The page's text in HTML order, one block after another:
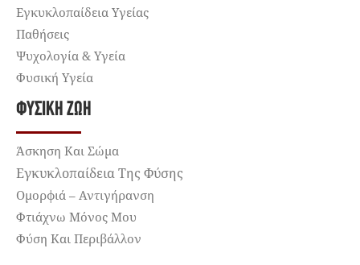
Εγκυκλοπαίδεια Υγείας
Παθήσεις
Ψυχολογία & Υγεία
Φυσική Υγεία
ΦΥΣΙΚΉ ΖΩΉ
Άσκηση Και Σώμα
Εγκυκλοπαίδεια Της Φύσης
Ομορφιά – Αντιγήρανση
Φτιάχνω Μόνος Μου
Φύση Και Περιβάλλον